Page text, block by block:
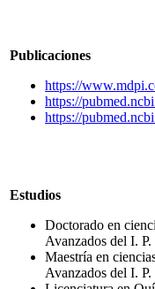
Publicaciones
https://
https://
https://
Estudios
Doctorado en
Avanzados del I.
Maestría en
Avanzados del I.